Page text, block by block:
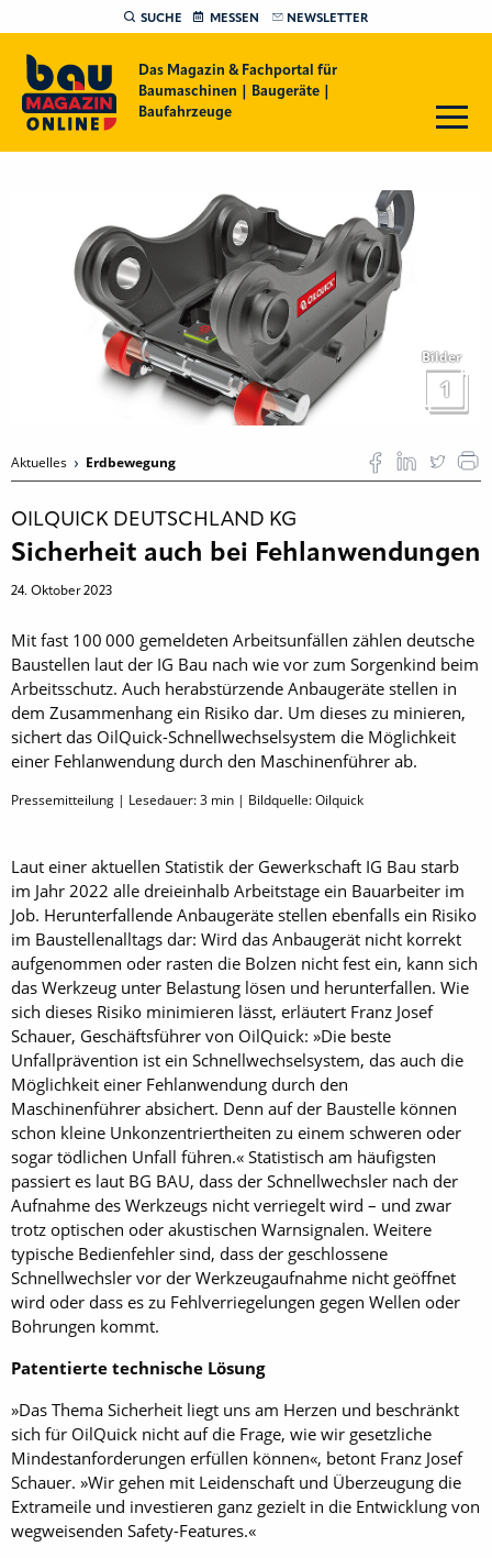
SUCHE MESSEN NEWSLETTER
Das Magazin & Fachportal für
Baumaschinen | Baugeräte |
Baufahrzeuge
Bilder
1
Aktuelles Erdbewegung
OILQUICK DEUTSCHLAND KG
Sicherheit auch bei Fehlanwendungen
24. Oktober 2023
Mit fast 100 000 gemeldeten Arbeitsunfällen zählen deutsche
Baustellen laut der IG Bau nach wie vor zum Sorgenkind beim
Arbeitsschutz. Auch herabstürzende Anbaugeräte stellen in
dem Zusammenhang ein Risiko dar. Um dieses zu minieren,
sichert das OilQuick-Schnellwechselsystem die Möglichkeit
einer Fehlanwendung durch den Maschinenführer ab.
Pressemitteilung | Lesedauer:3 min | Bildquelle: Oilquick
Laut einer aktuellen Statistik der Gewerkschaft IG Bau starb
im Jahr 2022 alle dreieinhalb Arbeitstage ein Bauarbeiter im
Job. Herunterfallende Anbaugeräte stellen ebenfalls ein Risiko
im Baustellenalltags dar: Wird das Anbaugerät nicht korrekt
aufgenommen oder rasten die Bolzen nicht fest ein, kann sich
das Werkzeug unter Belastung lösen und herunterfallen. Wie
sich dieses Risiko minimieren lässt, erläutert Franz Josef
Schauer, Geschäftsführer von OilQuick: »Die beste
Unfallprävention ist ein Schnellwechselsystem, das auch die
Möglichkeit einer Fehlanwendung durch den
Maschinenführer absichert. Denn auf der Baustelle können
schon kleine Unkonzentriertheiten zu einem schweren oder
sogar tödlichen Unfall führen.« Statistisch am häufigsten
passiert es laut BG BAU, dass der Schnellwechsler nach der
Aufnahme des Werkzeugs nicht verriegelt wird – und zwar
trotz optischen oder akustischen Warnsignalen. Weitere
typische Bedienfehler sind, dass der geschlossene
Schnellwechsler vor der Werkzeugaufnahme nicht geöffnet
wird oder dass es zu Fehlverriegelungen gegen Wellen oder
Bohrungen kommt.
Patentierte technische Lösung
»Das Thema Sicherheit liegt uns am Herzen und beschränkt
sich für OilQuick nicht auf die Frage, wie wir gesetzliche
Mindestanforderungen erfüllen können«, betont Franz Josef
Schauer. »Wir gehen mit Leidenschaft und Überzeugung die
Extrameile und investieren ganz gezielt in die Entwicklung von
wegweisenden Safety-Features.«